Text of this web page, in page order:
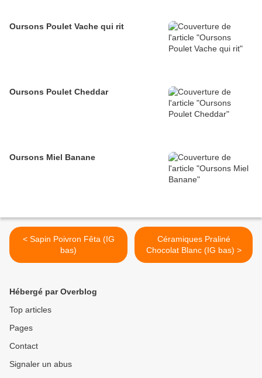
Oursons Poulet Vache qui rit
Oursons Poulet Cheddar
Oursons Miel Banane
< Sapin Poivron Fêta (IG
bas)
Céramiques Praliné
Chocolat Blanc (IG bas) >
Hébergé par Overblog
Top articles
Pages
Contact
Signaler un abus